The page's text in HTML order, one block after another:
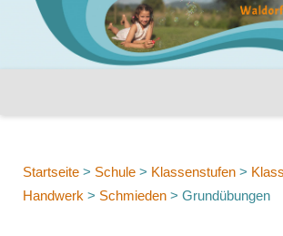
Startseite > Schule > Klassenstufen >
Handwerk > Schmieden > Grundübungen